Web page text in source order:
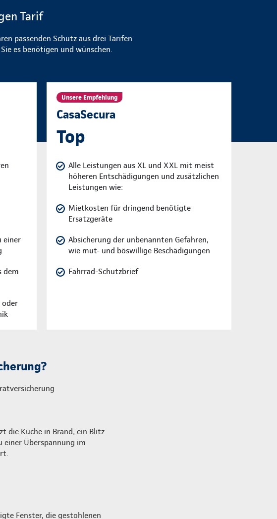
Tarif
passenden Schutz aus drei Tarifen
es benötigen und wünschen.
einer
dem
oder
Unsere Empfehlung
CasaSecura
Top
Alle Leistungen aus XL und XXL mit meist
höheren Entschädigungen und zusätzlichen
Leistungen wie:
Mietkosten für dringend benötigte
Ersatzgeräte
Absicherung der unbenannten Gefahren,
wie mut- und böswillige Beschädigungen
Fahrrad-Schutzbrief
die Küche in Brand; ein Blitz
einer Überspannung im
Fenster, die gestohlenen